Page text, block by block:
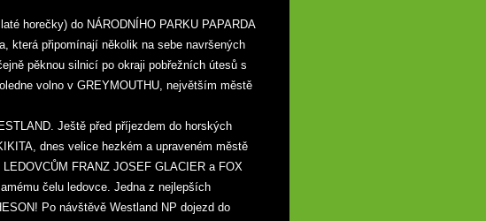
horečky) do NÁRODNÍHO PARKU PAPARDA
která připomínají několik na sebe navršených
pěknou silnicí po okraji pobřežních útesů s
volno v GREYMOUTHU, největším městě
Ještě před příjezdem do horských
dnes velice hezkém a upraveném městě
FRANZ JOSEF GLACIER a FOX
čelu ledovce. Jedna z nejlepších
Po návštěvě Westland NP dojezd do